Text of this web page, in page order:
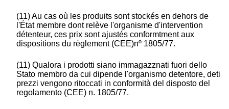
(11) Au cas où les produits sont stockés en dehors de
l'État membre dont relève l'organisme d'intervention
détenteur, ces prix sont ajustés conformtment aux
dispositions du règlement (CEE)nº 1805/77.
(11) Qualora i prodotti siano immagazznati fuori dello
Stato membro da cui dipende l'organismo detentore, deti
prezzi vengono ritoccati in conformità del disposto del
regolamento (CEE) n. 1805/77.